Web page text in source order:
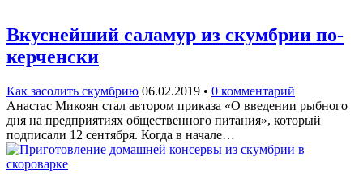
Вкуснейший саламур из скумбрии по-
керченски
Как засолить скумбрию 06.02.2019 • 0 комментарий
Анастас Микоян стал автором приказа «О введении рыбного
дня на предприятиях общественного питания», который
подписали 12 сентября. Когда в начале…